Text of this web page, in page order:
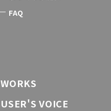
FAQ
WORKS
USER'S VOICE